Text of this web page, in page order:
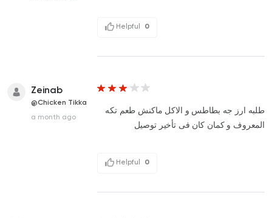
Helpful 0
Zeinab
@Chicken Tikka
a month ago
طلبه ارز جه بطاطس و الاكل ماكنش طعم تكه
المعروف و كمان كان فى تأخير توصيل
Helpful 0